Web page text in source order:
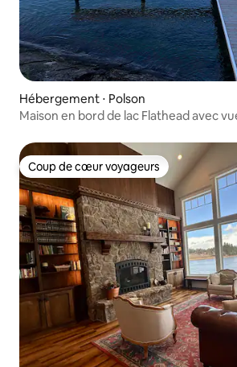
Hébergement ⋅ Polson
Maison en bord de lac Flathead avec
Coup de cœur voyageurs
Coup de cœur voyageurs